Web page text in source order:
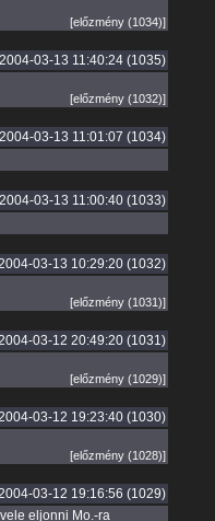
[előzmény (1034)]
03-13 11:40:24 (1035)
[előzmény (1032)]
03-13 11:01:07 (1034)
03-13 11:00:40 (1033)
03-13 10:29:20 (1032)
[előzmény (1031)]
03-12 20:49:20 (1031)
[előzmény (1029)]
03-12 19:23:40 (1030)
[előzmény (1028)]
03-12 19:16:56 (1029)
eljonni Mo.-ra